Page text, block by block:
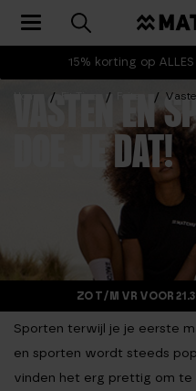
15% korting op
Toggle navigation
VASTEN EN
DOE JE DAT!
ZO T/M VR VOOR
Sporten terwijl je je eerste
en sporten wordt steeds
vinden het erg prettig om te